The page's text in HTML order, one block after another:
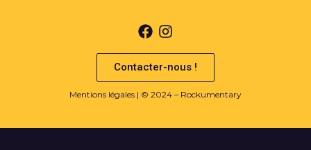
Contacter-nous !
Mentions légales | © 2024 – Rockumentary